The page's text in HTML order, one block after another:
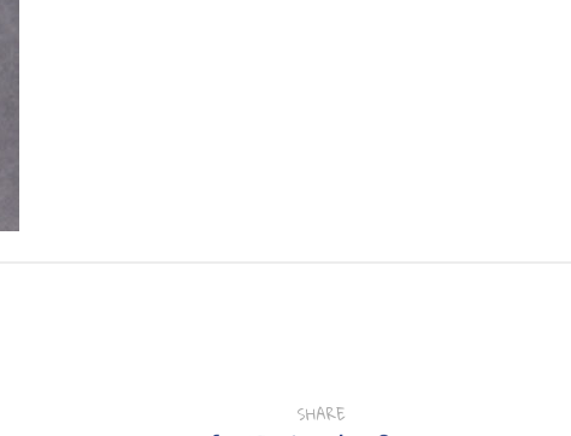
SHARE